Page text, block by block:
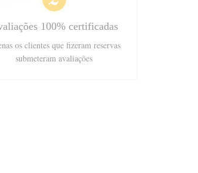
100% certificadas
os clientes que fizeram reservas
submeteram avaliações